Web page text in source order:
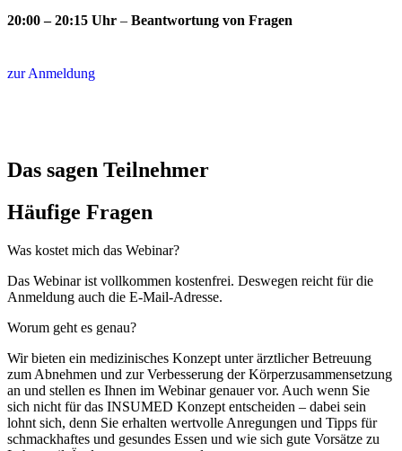
20:00 – 20:15 Uhr – Beantwortung von Fragen
zur Anmeldung
Das sagen Teilnehmer
Häufige Fragen
Was kostet mich das Webinar?
Das Webinar ist vollkommen kostenfrei. Deswegen reicht für die
Anmeldung auch die E-Mail-Adresse.
Worum geht es genau?
Wir bieten ein medizinisches Konzept unter ärztlicher Betreuung
zum Abnehmen und zur Verbesserung der Körperzusammensetzung
an und stellen es Ihnen im Webinar genauer vor. Auch wenn Sie
sich nicht für das INSUMED Konzept entscheiden – dabei sein
lohnt sich, denn Sie erhalten wertvolle Anregungen und Tipps für
schmackhaftes und gesundes Essen und wie sich gute Vorsätze zu